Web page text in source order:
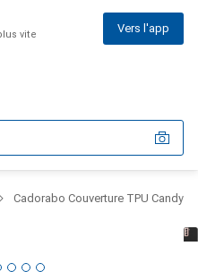
vite Vers l'app
Cadorabo Couverture TPU Candy